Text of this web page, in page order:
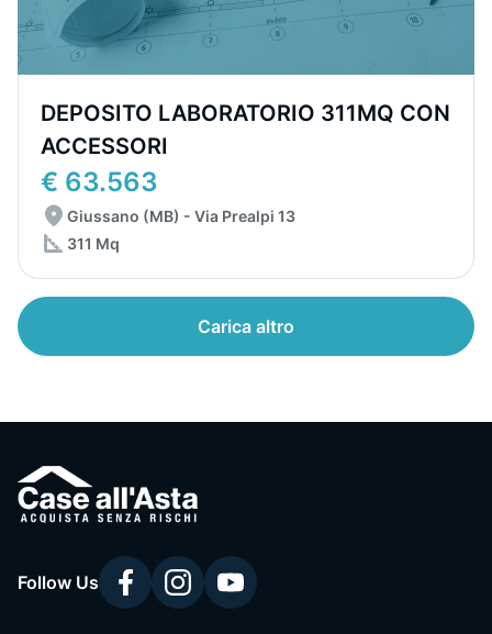
DEPOSITO LABORATORIO 311MQ CON
ACCESSORI
€ 63.563
Giussano (MB) - Via Prealpi 13
311 Mq
Carica altro
Follow Us